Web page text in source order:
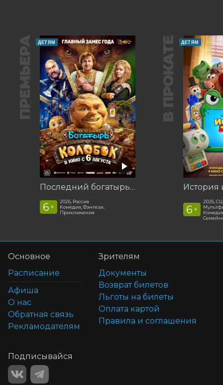
ПРЕМЬЕРА ДЕТЯМ
Последний богатырь. Колобок
6 +
2026, Россия
Комедия, Фэнтези,
Приключения
В ПРОКАТЕ ДЕТЯМ
История
6 +
2026,
Основное
Расписание
Афиша
О нас
Обратная связь
Рекламодателям
Зрителям
Документы
Возврат билетов
Льготы на билеты
Оплата картой
Правила и соглашения
Подписывайся